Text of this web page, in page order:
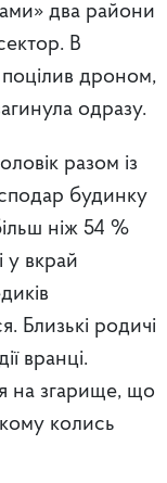
два райони
В
дроном,
одразу.
разом із
будинку
ніж 54 %
у вкрай
Близькі родичі
вранці.
на згарище, що
колись